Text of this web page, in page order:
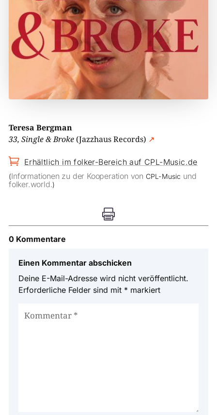
Teresa Bergman
33, Single & Broke (Jazzhaus Records) ↗
 Erhältlich im folker-Bereich auf CPL-Music.de
(Informationen zu der Kooperation von CPL-Music und
folker.world.)

0 Kommentare
Einen Kommentar abschicken
Deine E-Mail-Adresse wird nicht veröffentlicht.
Erforderliche Felder sind mit * markiert